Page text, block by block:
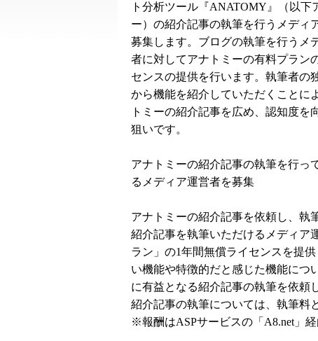
ト分析ツール『ANATOMY』（以下
ー）の紹介記事の執筆を行うメディ
募集します。ブログの執筆を行うメ
者に対してアナトミーの有料プラン
センスの提供を行います。執筆者の
から機能を紹介していただくことに
トミーの紹介記事を広め、認知度を
狙いです。
アナトミーの紹介記事の執筆を行っ
るメディア運営者を募集
アナトミーの紹介記事を依頼し、執
紹介記事を執筆いただけるメディア
ラン」の1年間無償ライセンスを提
い機能や特徴的だと感じた機能につ
に有益となる紹介記事の執筆を依頼
紹介記事の執筆については、執筆料
※報酬はASPサービスの「A8.net」